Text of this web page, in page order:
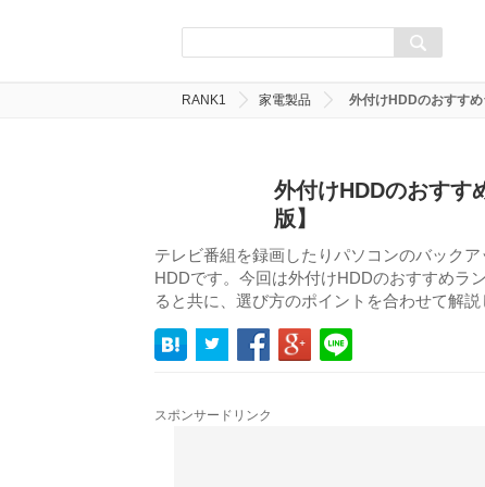
RANK1 家電製品 外付けHDDのおすす
外付けHDDのおすす
版】
テレビ番組を録画したりパソコンのバック
HDDです。今回は外付けHDDのおすすめラ
ると共に、選び方のポイントを合わせて解説
スポンサードリンク